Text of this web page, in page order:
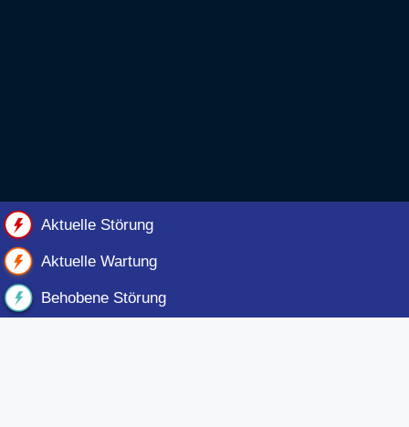
Aktuelle Störung
Aktuelle Wartung
Behobene Störung